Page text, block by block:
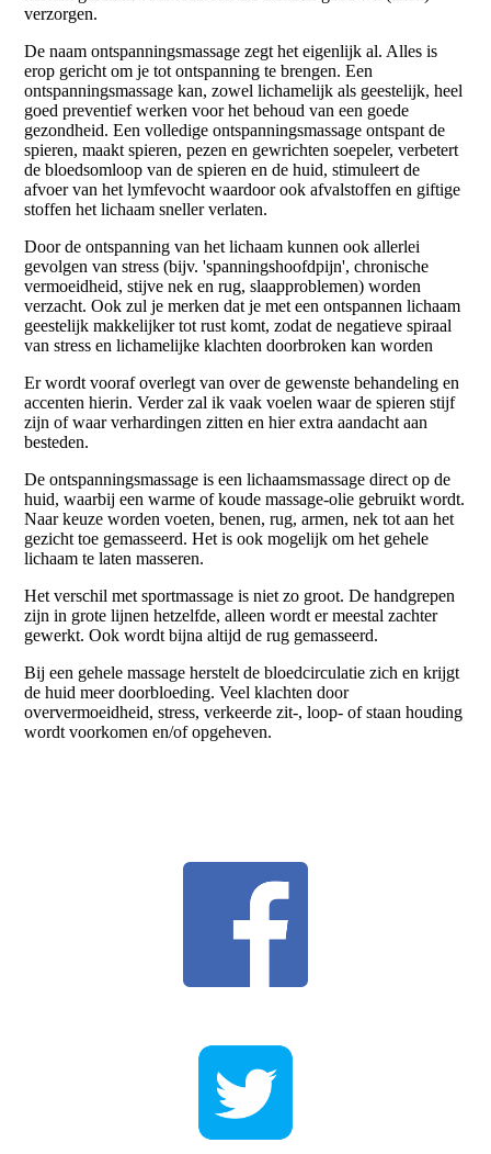
verzorgen.
De naam ontspanningsmassage zegt het eigenlijk al. Alles is
erop gericht om je tot ontspanning te brengen. Een
ontspanningsmassage kan, zowel lichamelijk als geestelijk, heel
goed preventief werken voor het behoud van een goede
gezondheid. Een volledige ontspanningsmassage ontspant de
spieren, maakt spieren, pezen en gewrichten soepeler, verbetert
de bloedsomloop van de spieren en de huid, stimuleert de
afvoer van het lymfevocht waardoor ook afvalstoffen en giftige
stoffen het lichaam sneller verlaten.
Door de ontspanning van het lichaam kunnen ook allerlei
gevolgen van stress (bijv. 'spanningshoofdpijn', chronische
vermoeidheid, stijve nek en rug, slaapproblemen) worden
verzacht. Ook zul je merken dat je met een ontspannen lichaam
geestelijk makkelijker tot rust komt, zodat de negatieve spiraal
van stress en lichamelijke klachten doorbroken kan worden
Er wordt vooraf overlegt van over de gewenste behandeling en
accenten hierin. Verder zal ik vaak voelen waar de spieren stijf
zijn of waar verhardingen zitten en hier extra aandacht aan
besteden.
De ontspanningsmassage is een lichaamsmassage direct op de
huid, waarbij een warme of koude massage-olie gebruikt wordt.
Naar keuze worden voeten, benen, rug, armen, nek tot aan het
gezicht toe gemasseerd. Het is ook mogelijk om het gehele
lichaam te laten masseren.
Het verschil met sportmassage is niet zo groot. De handgrepen
zijn in grote lijnen hetzelfde, alleen wordt er meestal zachter
gewerkt. Ook wordt bijna altijd de rug gemasseerd.
Bij een gehele massage herstelt de bloedcirculatie zich en krijgt
de huid meer doorbloeding. Veel klachten door
oververmoeidheid, stress, verkeerde zit-, loop- of staan houding
wordt voorkomen en/of opgeheven.